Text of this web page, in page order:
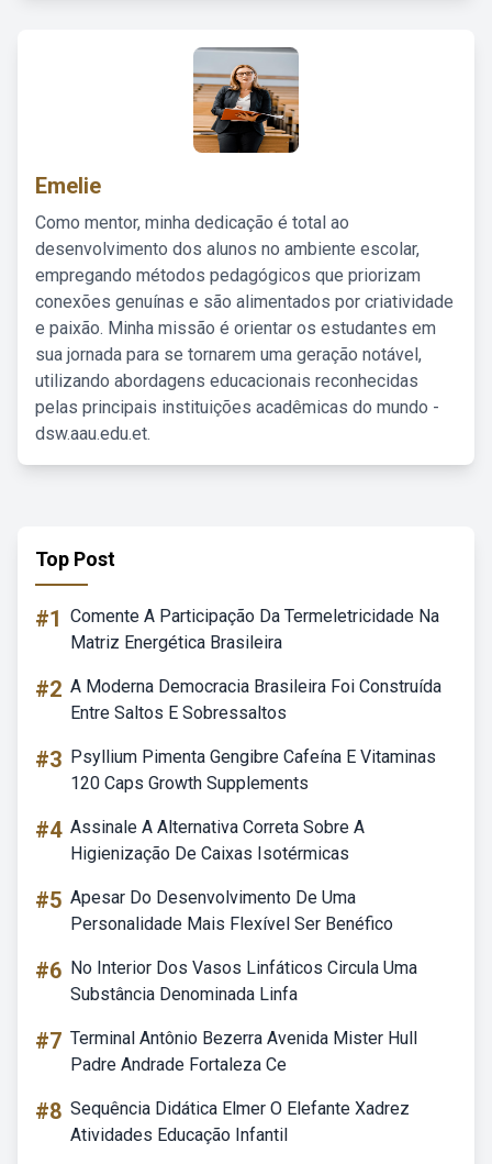
Emelie
Como mentor, minha dedicação é total ao
desenvolvimento dos alunos no ambiente escolar,
empregando métodos pedagógicos que priorizam
conexões genuínas e são alimentados por criatividade
e paixão. Minha missão é orientar os estudantes em
sua jornada para se tornarem uma geração notável,
utilizando abordagens educacionais reconhecidas
pelas principais instituições acadêmicas do mundo -
dsw.aau.edu.et.
Top Post
#1 Comente A Participação Da Termeletricidade Na
Matriz Energética Brasileira
#2 A Moderna Democracia Brasileira Foi Construída
Entre Saltos E Sobressaltos
#3 Psyllium Pimenta Gengibre Cafeína E Vitaminas
120 Caps Growth Supplements
#4 Assinale A Alternativa Correta Sobre A
Higienização De Caixas Isotérmicas
#5 Apesar Do Desenvolvimento De Uma
Personalidade Mais Flexível Ser Benéfico
#6 No Interior Dos Vasos Linfáticos Circula Uma
Substância Denominada Linfa
#7 Terminal Antônio Bezerra Avenida Mister Hull
Padre Andrade Fortaleza Ce
#8 Sequência Didática Elmer O Elefante Xadrez
Atividades Educação Infantil